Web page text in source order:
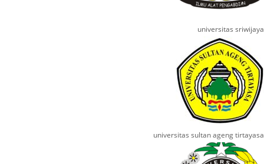
universitas sriwijaya
universitas sultan ageng tirtayasa